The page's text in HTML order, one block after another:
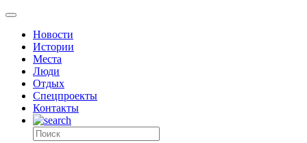
Новости
Истории
Места
Люди
Отдых
Спецпроекты
Контакты